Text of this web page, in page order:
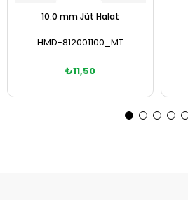
10.0 mm Jüt Halat
HMD-812001100_MT
₺11,50